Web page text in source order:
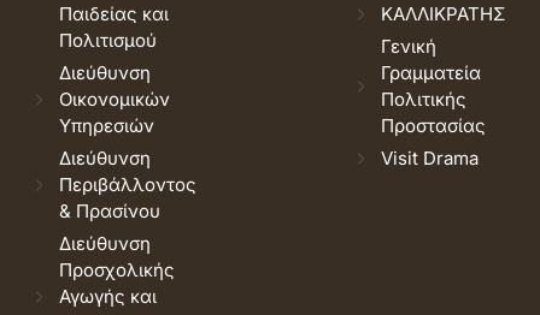
Παιδείας και
Πολιτισμού
Διεύθυνση
Οικονομικών
Υπηρεσιών
Διεύθυνση
Περιβάλλοντος
& Πρασίνου
Διεύθυνση
Προσχολικής
Αγωγής και
ΚΑΛΛΙΚΡΑΤΗΣ
Γενική
Γραμματεία
Πολιτικής
Προστασίας
Visit Drama